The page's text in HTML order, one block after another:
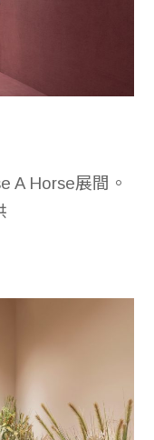
A Horse展間。